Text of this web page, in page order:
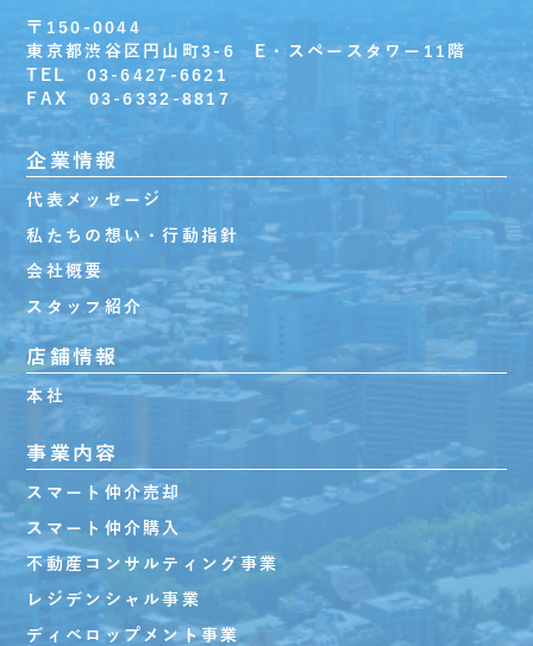
〒150-0044
東京都渋谷区円山町3-6 E・スペースタワー11階
TEL 03-6427-6621
FAX 03-6332-8817
企業情報
代表メッセージ
私たちの想い・行動指針
会社概要
スタッフ紹介
店舗情報
本社
事業内容
スマート仲介売却
スマート仲介購入
不動産コンサルティング事業
レジデンシャル事業
ディベロップメント事業